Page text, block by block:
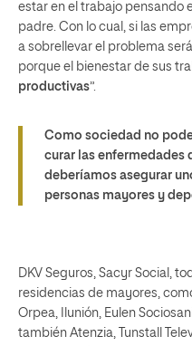
estar en el trabajo pensando
padre. Con lo cual, si las
a sobrellevar el problema será
porque el bienestar de sus
productivas”.
Como sociedad no
curar las enfermedades
deberíamos asegurar
personas mayores y
DKV Seguros, Sacyr Social,
residencias de mayores,
Orpea, Ilunión, Eulen
también Atenzia, Tunstall